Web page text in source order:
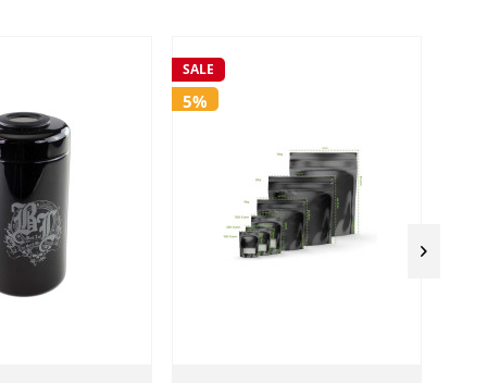
SALE
5%